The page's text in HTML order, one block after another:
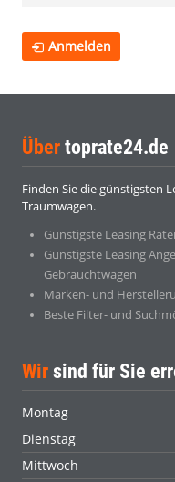
Anmelden
Über toprate24.de
Finden Sie die günstigsten
Traumwagen.
Günstigste Leasing
Günstigste Leasing
Gebrauchtwagen
Marken- und
Beste Filter- und
Wir sind für Sie
Montag
Dienstag
Mittwoch